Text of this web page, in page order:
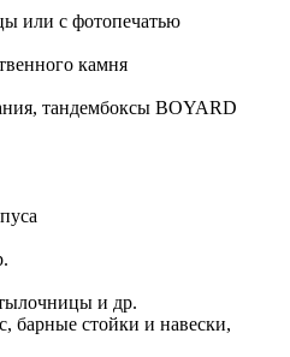
или с фотопечатью
камня
тандембоксы BOYARD
и др.
барные стойки и навески,